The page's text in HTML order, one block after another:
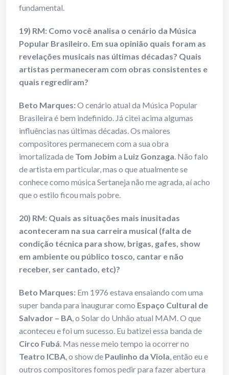
fundamental.
19) RM: Como você analisa o cenário da Música
Popular Brasileiro. Em sua opinião quais foram as
revelações musicais nas últimas décadas? Quais
artistas permaneceram com obras consistentes e
quais regrediram?
Beto Marques:O cenário atual da Música Popular
Brasileira é bem indefinido. Já citei acima algumas
influências nas últimas décadas. Os maiores
compositores permanecem com a sua obra
imortalizada de Tom Jobim a Luiz Gonzaga. Não falo
de artista em particular, mas o que atualmente se
conhece como música Sertaneja não me agrada, aí acho
que o estilo ficou mais pobre.
20) RM: Quais as situações mais inusitadas
aconteceram na sua carreira musical (falta de
condição técnica para show, brigas, gafes, show
em ambiente ou público tosco, cantar e não
receber, ser cantado, etc)?
Beto Marques: Em 1976 estava ensaiando com uma
super banda para inaugurar como Espaço Cultural de
Salvador – BA, o Solar do Unhão atual MAM. O que
aconteceu e foi um sucesso. Eu batizei essa banda de
Circo Fubá. Mas nesse meio tempo ia ocorrer no
Teatro ICBA, o show de Paulinho da Viola, então eu e
outros compositores fomos pedir para fazer abertura